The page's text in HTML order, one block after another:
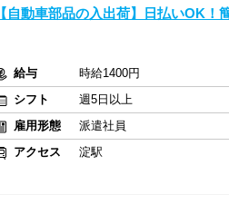
【自動車部品の入出荷】日払いOK
給与
時給1400円
シフト
週5日以上
雇用形態
派遣社員
アクセス
淀駅